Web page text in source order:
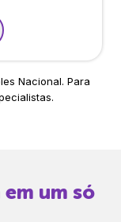
Nacional. Para
um só